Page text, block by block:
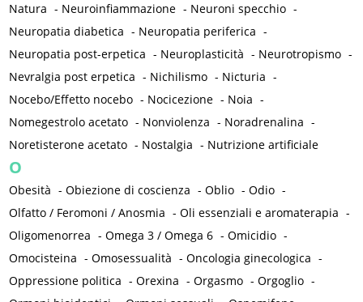
Natura - Neuroinfiammazione - Neuroni specchio -
Neuropatia diabetica - Neuropatia periferica -
Neuropatia post-erpetica - Neuroplasticità - Neurotropismo -
Nevralgia post erpetica - Nichilismo - Nicturia -
Nocebo/Effetto nocebo - Nocicezione - Noia -
Nomegestrolo acetato - Nonviolenza - Noradrenalina -
Noretisterone acetato - Nostalgia - Nutrizione artificiale
O
Obesità -Obiezione di coscienza -Oblio -Odio -
Olfatto / Feromoni / Anosmia -Oli essenziali e aromaterapia -
Oligomenorrea -Omega 3 / Omega 6 -Omicidio -
Omocisteina -Omosessualità -Oncologia ginecologica -
Oppressione politica -Orexina -Orgasmo -Orgoglio -